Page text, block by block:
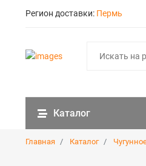
Регион доставки: Пермь
Каталог
Главная Каталог